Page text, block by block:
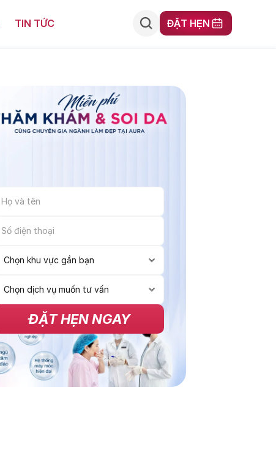
TIN TỨC ĐẶT HẸN
ĐẶT HẸN NGAY